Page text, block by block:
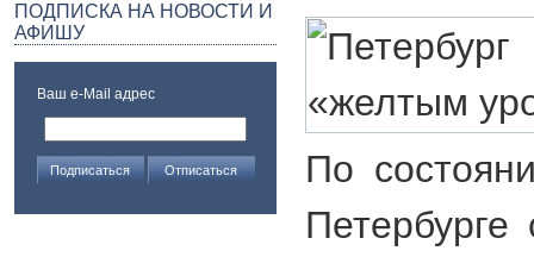
ПОДПИСКА НА НОВОСТИ И
АФИШУ
Ваш e-Mail адрес
По